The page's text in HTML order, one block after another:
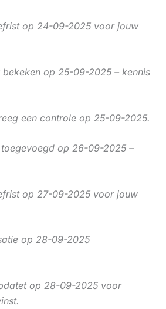
op 24-09-2025 voor jouw
op 25-09-2025 – kennis
een controle op 25-09-2025.
op 26-09-2025 –
op 27-09-2025 voor jouw
op 28-09-2025
op 28-09-2025 voor